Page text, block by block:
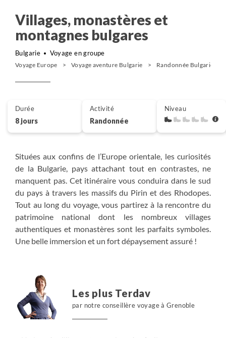
Villages, monastères et
montagnes bulgares
Bulgarie Voyage en groupe
Voyage Europe Voyage aventure Bulgarie Randonnée Bulgarie
Situées aux confins de l’Europe orientale, les curiosités
de la Bulgarie, pays attachant tout en contrastes, ne
manquent pas. Cet itinéraire vous conduira dans le sud
du pays à travers les massifs du Pirin et des Rhodopes.
Tout au long du voyage, vous partirez à la rencontre du
patrimoine national dont les nombreux villages
authentiques et monastères sont les parfaits symboles.
Une belle immersion et un fort dépaysement assuré !
Les plus Terdav
par notre conseillère voyage à Grenoble
Durée
8 jours
Activité
Randonnée
Niveau